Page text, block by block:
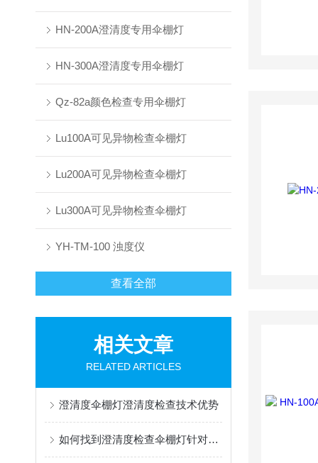
HN-200A澄清度专用伞棚灯
HN-300A澄清度专用伞棚灯
Qz-82a颜色检查专用伞棚灯
Lu100A可见异物检查伞棚灯
Lu200A可见异物检查伞棚灯
Lu300A可见异物检查伞棚灯
YH-TM-100 浊度仪
查看全部
相关文章
RELATED ARTICLES
澄清度伞棚灯澄清度检查技术优势
如何找到澄清度检查伞棚灯针对于有色溶液检测的技术性突破口